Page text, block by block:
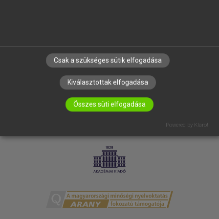
ADATVÉDELEM
Csak a szükséges sütik elfogadása
Kiválasztottak elfogadása
Összes süti elfogadása
Powered by Klaro!